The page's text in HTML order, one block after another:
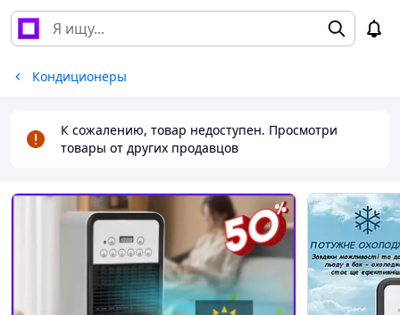
Кондиционеры
К сожалению, товар недоступен. Просмотри
товары от других продавцов